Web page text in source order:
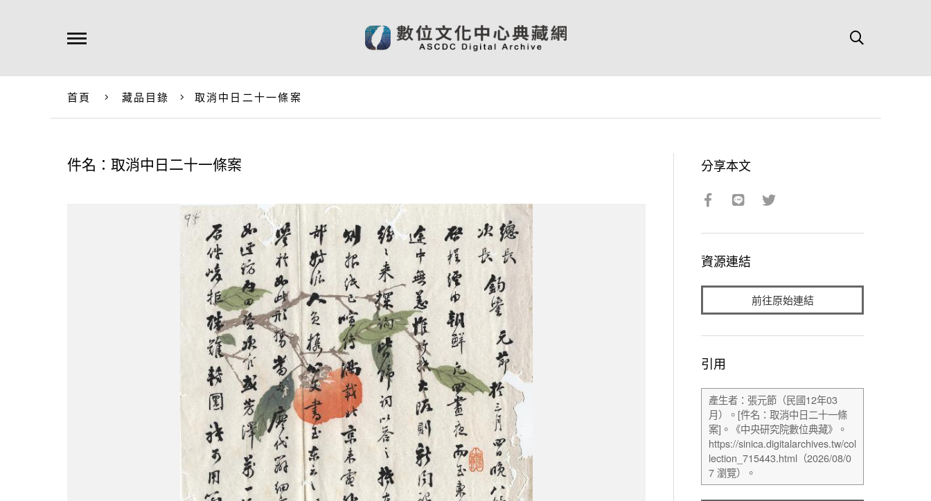
首頁 藏品目錄 取消中日二十一條案
件名：取消中日二十一條案 分享本文
資源連結
前往原始連結
引用